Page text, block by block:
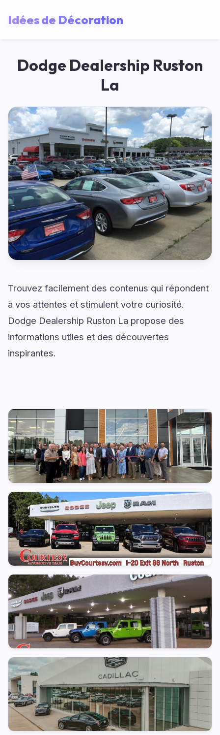
Idées de Décoration
Dodge Dealership Ruston
La
Trouvez facilement des contenus qui répondent
à vos attentes et stimulent votre curiosité.
Dodge Dealership Ruston La propose des
informations utiles et des découvertes
inspirantes.